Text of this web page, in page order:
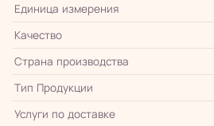
Единица измерения
Качество
Страна производства
Тип Продукции
Услуги по доставке